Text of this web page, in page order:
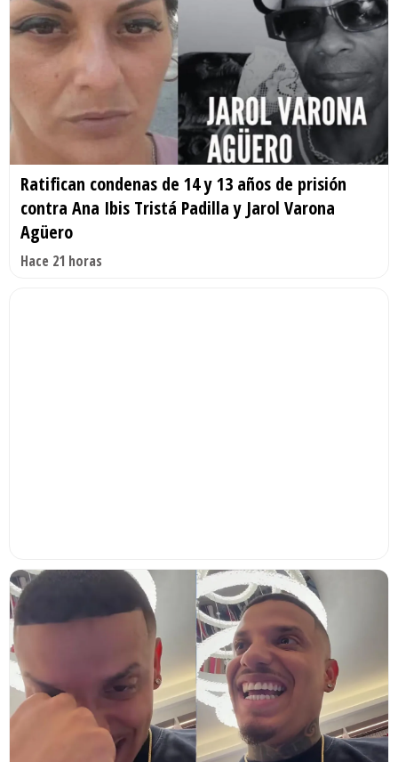
Ratifican condenas de 14 y 13 años de prisión
contra Ana Ibis Tristá Padilla y Jarol Varona
Agüero
Hace 21 horas